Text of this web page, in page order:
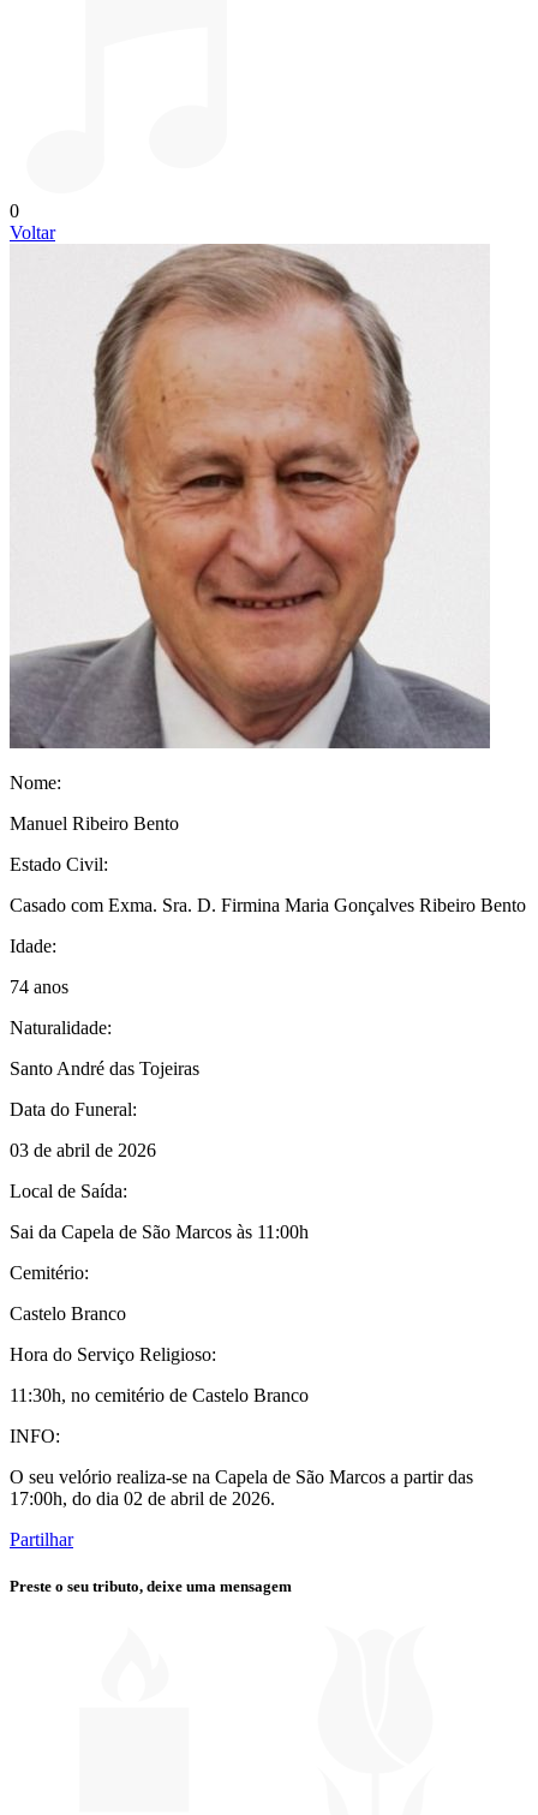
0
Voltar
Nome:
Manuel Ribeiro Bento
Estado Civil:
Casado com Exma. Sra. D. Firmina Maria Gonçalves Ribeiro Bento
Idade:
74 anos
Naturalidade:
Santo André das Tojeiras
Data do Funeral:
03 de abril de 2026
Local de Saída:
Sai da Capela de São Marcos às 11:00h
Cemitério:
Castelo Branco
Hora do Serviço Religioso:
11:30h, no cemitério de Castelo Branco
INFO:
O seu velório realiza-se na Capela de São Marcos a partir das
17:00h, do dia 02 de abril de 2026.
Partilhar
Preste o seu tributo, deixe uma mensagem